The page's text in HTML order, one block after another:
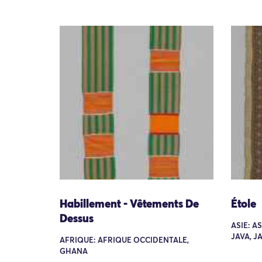
Habillement - Vêtements De
Dessus
AFRIQUE: AFRIQUE OCCIDENTALE,
GHANA
Étole
ASIE:
JAVA,